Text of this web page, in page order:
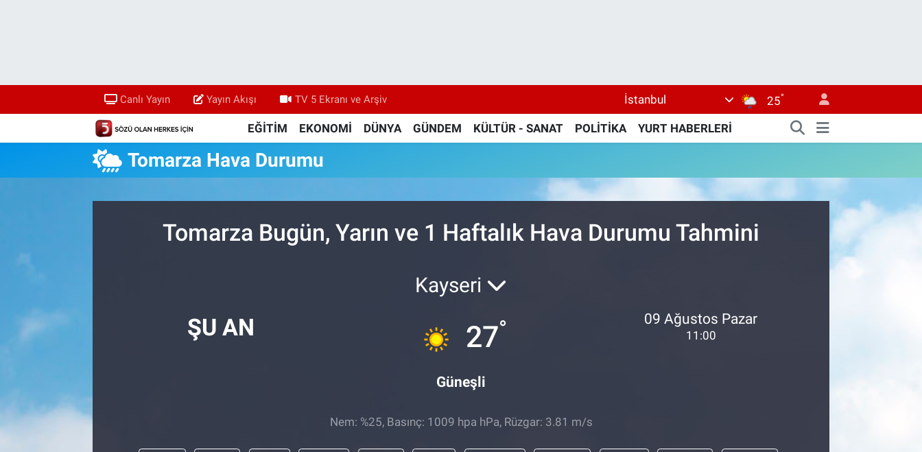
Canlı Yayın Yayın Akışı TV 5 Ekranı ve Arşiv İstanbul 25°
EĞİTİM EKONOMİ DÜNYA GÜNDEM KÜLTÜR - SANAT POLİTİKA YURT HABERLERİ
Tomarza Hava Durumu
Tomarza Bugün, Yarın ve 1 Haftalık Hava Durumu Tahmini
ŞU AN
Kayseri
27°
Güneşli
09 Ağustos Pazar
11:00
Nem: %25, Basınç: 1009 hpa hPa, Rüzgar: 3.81 m/s
Yayın Akışı
TV 5 Ekranı ve Arşiv